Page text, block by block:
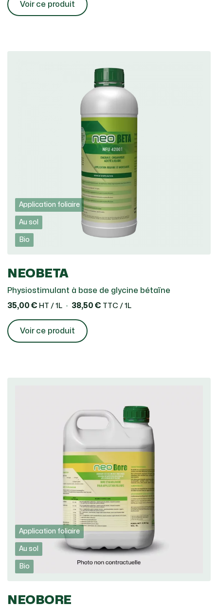
Voir ce produit
Application foliaire
Au sol
Bio
NEOBETA
Physiostimulant à base de glycine bétaïne
35,00 € HT / 1L 38,50 € TTC / 1L
Voir ce produit
Application foliaire
Au sol
Bio
NEOBORE